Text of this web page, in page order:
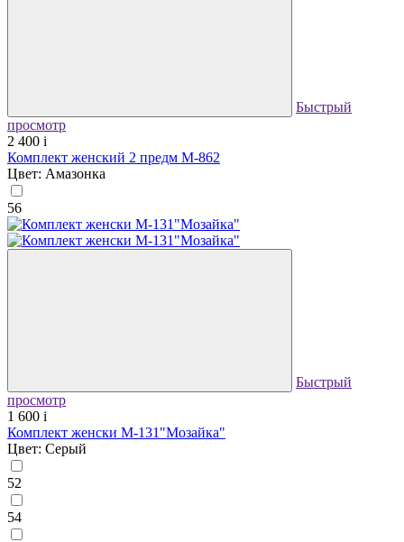
Быстрый
просмотр
2 400 i
Комплект женский 2 предм М-862
Цвет: Амазонка
56
Быстрый
просмотр
1 600 i
Комплект женски М-131"Мозайка"
Цвет: Серый
52
54